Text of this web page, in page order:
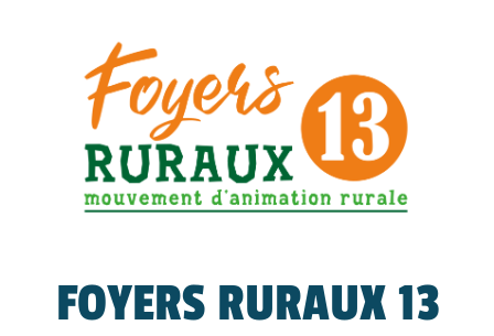
FOYERS RURAUX 13